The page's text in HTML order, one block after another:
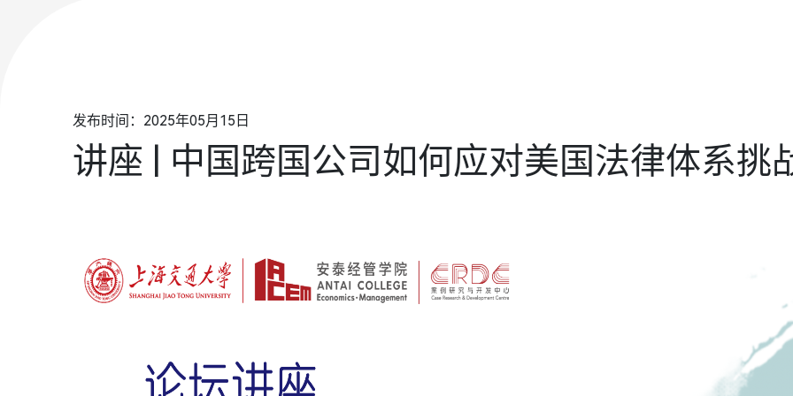
发布时间：2025年05月15日
讲座 | 中国跨国公司如何应对美国法律体系挑